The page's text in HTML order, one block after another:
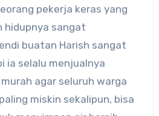
pekerja keras yang
hidupnya sangat
buatan Harish sangat
ia selalu menjualnya
agar seluruh warga
miskin sekalipun, bisa